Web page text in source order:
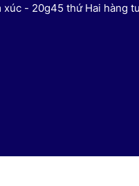
xúc - 20g45 thứ Hai hàng